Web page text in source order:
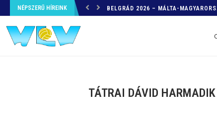
NÉPSZERŰ HÍREINK HELYZETKÉP AZ EB-RŐL – A TOVÁBBI
TÁTRAI DÁVID